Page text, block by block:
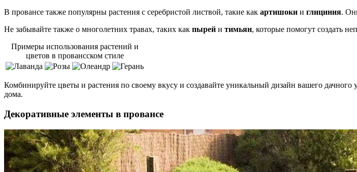
В провансе также популярны растения с серебристой листвой, такие как артишоки и глициния.
Не забывайте также о многолетних травах, таких как пырей и тимьян, которые помогут создать
Примеры использования растений и
цветов в провансском стиле
Комбинируйте цветы и растения по своему вкусу и создавайте уникальный дизайн вашего
дома.
Декоративные элементы в провансе